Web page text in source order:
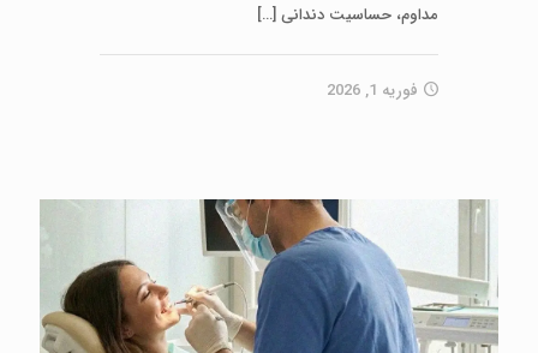
مداوم، حساسیت دندانی […]
فوریه 1, 2026